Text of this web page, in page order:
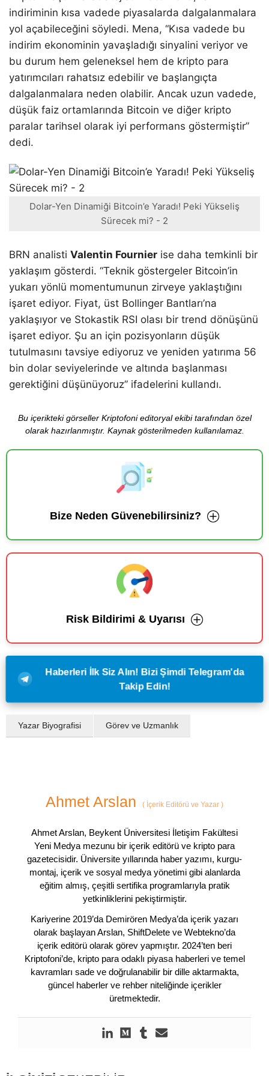
indiriminin kısa vadede piyasalarda dalgalanmalara
yol açabileceğini söyledi. Mena, “Kısa vadede bu
indirim ekonominin yavaşladığı sinyalini veriyor ve
bu durum hem geleneksel hem de kripto para
yatırımcıları rahatsız edebilir ve başlangıçta
dalgalanmalara neden olabilir. Ancak uzun vadede,
düşük faiz ortamlarında Bitcoin ve diğer kripto
paralar tarihsel olarak iyi performans göstermiştir”
dedi.
Dolar-Yen Dinamiği Bitcoin’e Yaradı! Peki Yükseliş
Sürecek mi? - 2
BRN analisti Valentin Fournier ise daha temkinli bir
yaklaşım gösterdi. “Teknik göstergeler Bitcoin’in
yukarı yönlü momentumunun zirveye yaklaştığını
işaret ediyor. Fiyat, üst Bollinger Bantları’na
yaklaşıyor ve Stokastik RSI olası bir trend dönüşünü
işaret ediyor. Şu an için pozisyonların düşük
tutulmasını tavsiye ediyoruz ve yeniden yatırıma 56
bin dolar seviyelerinde ve altında başlanması
gerektiğini düşünüyoruz” ifadelerini kullandı.
Bu içerikteki görseller Kriptofoni editoryal ekibi tarafından özel
olarak hazırlanmıştır. Kaynak gösterilmeden kullanılamaz.
Bize Neden Güvenebilirsiniz?
Risk Bildirimi & Uyarısı
Haberleri İlk Siz Alın! Bizi Şimdi Telegram'da
Takip Edin!
Yazar Biyografisi Görev ve Uzmanlık
Ahmet Arslan ( İçerik Editörü ve Yazar )
Ahmet Arslan, Beykent Üniversitesi İletişim Fakültesi
Yeni Medya mezunu bir içerik editörü ve kripto para
gazetecisidir. Üniversite yıllarında haber yazımı, kurgu-
montaj, içerik ve sosyal medya yönetimi gibi alanlarda
eğitim almış, çeşitli sertifika programlarıyla pratik
yetkinliklerini pekiştirmiştir.
Kariyerine 2019’da Demirören Medya’da içerik yazarı
olarak başlayan Arslan, ShiftDelete ve Webtekno’da
içerik editörü olarak görev yapmıştır. 2024’ten beri
Kriptofoni’de, kripto para odaklı piyasa haberleri ve temel
kavramları sade ve doğrulanabilir bir dille aktarmakta,
güncel haberler ve rehber niteliğinde içerikler
üretmektedir.